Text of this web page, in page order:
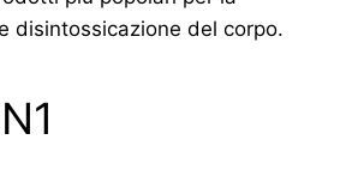
disintossicazione del corpo.